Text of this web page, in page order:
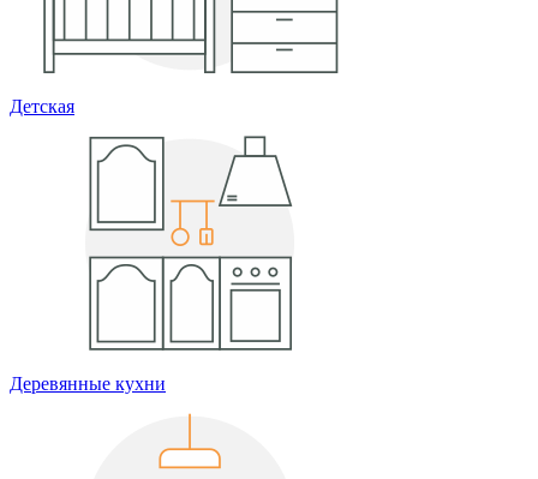
Детская
Деревянные кухни